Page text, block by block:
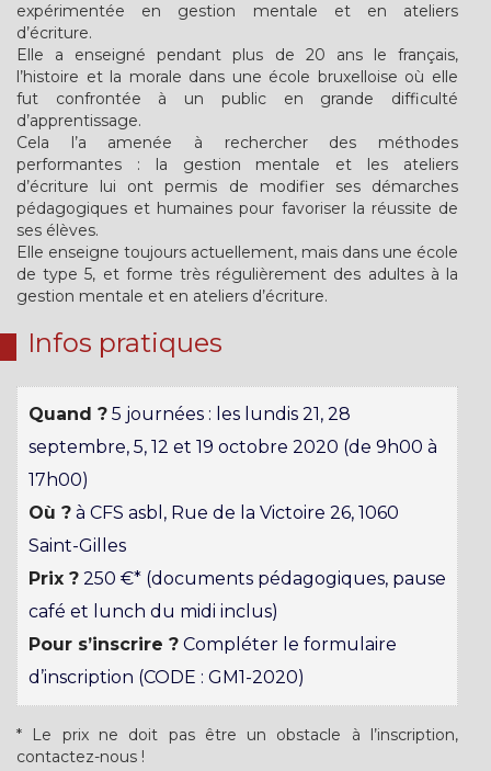
expérimentée en gestion mentale et en ateliers
d’écriture.
Elle a enseigné pendant plus de 20 ans le français,
l’histoire et la morale dans une école bruxelloise où elle
fut confrontée à un public en grande difficulté
d’apprentissage.
Cela l’a amenée à rechercher des méthodes
performantes : la gestion mentale et les ateliers
d’écriture lui ont permis de modifier ses démarches
pédagogiques et humaines pour favoriser la réussite de
ses élèves.
Elle enseigne toujours actuellement, mais dans une école
de type 5, et forme très régulièrement des adultes à la
gestion mentale et en ateliers d’écriture.
Infos pratiques
Quand ? 5 journées : les lundis 21, 28
septembre, 5, 12 et 19 octobre 2020 (de 9h00 à
17h00)
Où ? à CFS asbl, Rue de la Victoire 26, 1060
Saint-Gilles
Prix ? 250 €* (documents pédagogiques, pause
café et lunch du midi inclus)
Pour s’inscrire ? Compléter le formulaire
d’inscription (CODE : GM1-2020)
* Le prix ne doit pas être un obstacle à l’inscription,
contactez-nous !